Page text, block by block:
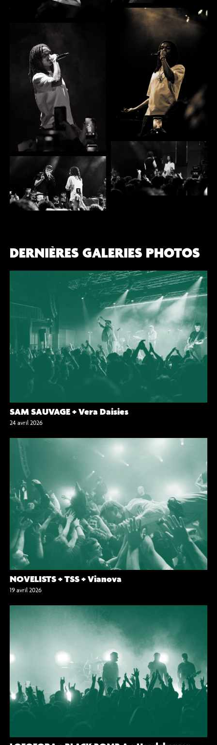
DERNIÈRES GALERIES PHOTOS
SAM SAUVAGE + Vera Daisies
24 avril 2026
NOVELISTS + TSS + Vianova
19 avril 2026